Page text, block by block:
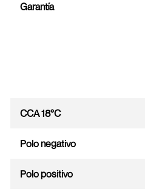
Garantía
CCA 18°C
Polo negativo
Polo positivo